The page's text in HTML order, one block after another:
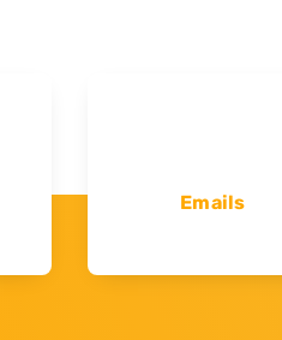
Emails